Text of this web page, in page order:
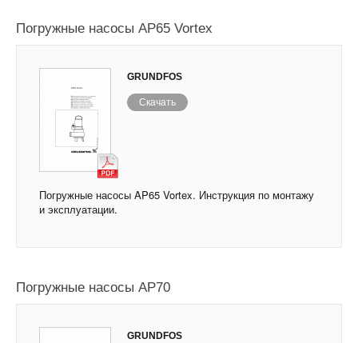
Погружные насосы AP65 Vortex
GRUNDFOS
Скачать
Погружные насосы AP65 Vortex. Инструкция по монтажу
и эксплуатации.
Погружные насосы AP70
GRUNDFOS